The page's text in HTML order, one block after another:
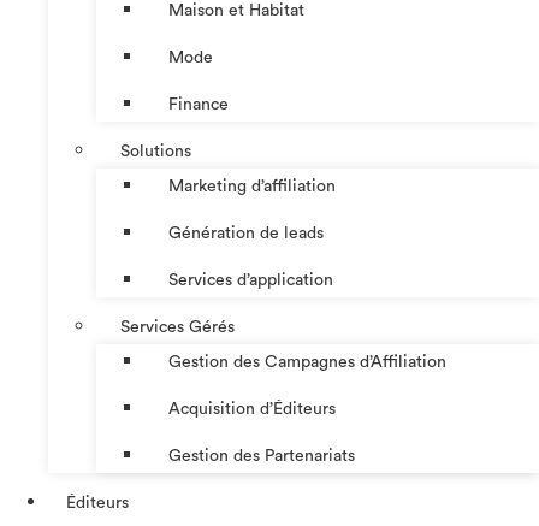
Maison et Habitat
Mode
Finance
Solutions
Marketing d’affiliation
Génération de leads
Services d’application
Services Gérés
Gestion des Campagnes d’Affiliation​
Acquisition d’Éditeurs
Gestion des Partenariats
Éditeurs